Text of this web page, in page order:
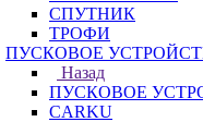
СПУТНИК
ТРОФИ
ПУСКОВОЕ
Назад
ПУСКОВОЕ
CARKU